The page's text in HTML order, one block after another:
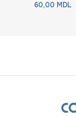
60,00 MDL